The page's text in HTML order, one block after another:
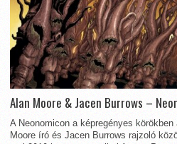
Alan Moore & Jacen Burrows –
A Neonomicon a képregényes
Moore író és Jacen Burrows rajzoló